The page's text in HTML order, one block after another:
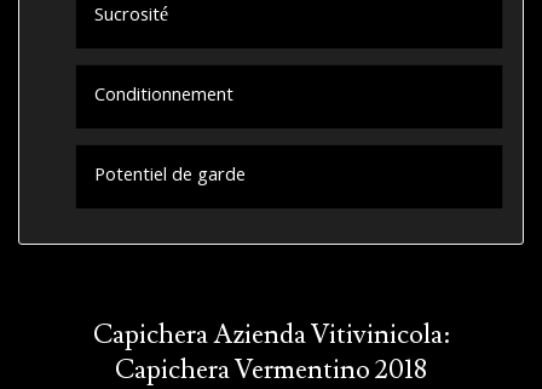
Sucrosité
Conditionnement
Potentiel de garde
Capichera Azienda Vitivinicola:
Capichera Vermentino 2018